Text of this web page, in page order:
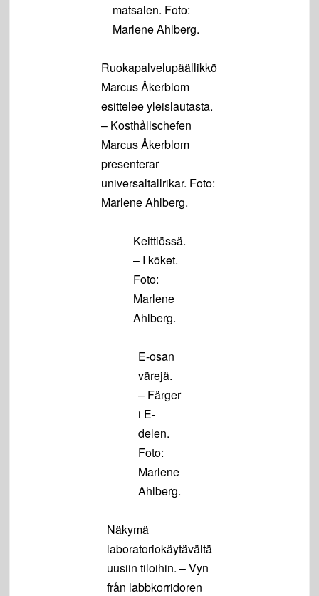
matsalen. Foto:
Marlene Ahlberg.
Ruokapalvelupäällikkö
Marcus Åkerblom
esittelee yleislautasta.
– Kosthållschefen
Marcus Åkerblom
presenterar
universaltallrikar. Foto:
Marlene Ahlberg.
Keittiössä.
– I köket.
Foto:
Marlene
Ahlberg.
E-osan
värejä.
– Färger
i E-
delen.
Foto:
Marlene
Ahlberg.
Näkymä
laboratoriokäytävältä
uusiin tiloihin. – Vyn
från labbkorridoren